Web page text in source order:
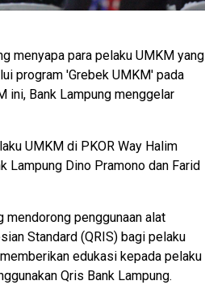
menyapa para pelaku UMKM yang
program 'Grebek UMKM' pada
ini, Bank Lampung menggelar
UMKM di PKOR Way Halim
Lampung Dino Pramono dan Farid
mendorong penggunaan alat
Standard (QRIS) bagi pelaku
edukasi kepada pelaku
Qris Bank Lampung.